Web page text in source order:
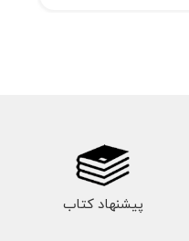
پیشنهاد کتاب